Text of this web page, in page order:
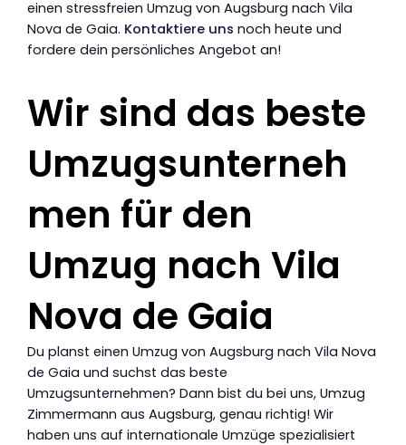
einen stressfreien Umzug von Augsburg nach Vila
Nova de Gaia. Kontaktiere uns noch heute und
fordere dein persönliches Angebot an!
Wir sind das beste
Umzugsunterneh
men für den
Umzug nach Vila
Nova de Gaia
Du planst einen Umzug von Augsburg nach Vila Nova
de Gaia und suchst das beste
Umzugsunternehmen? Dann bist du bei uns, Umzug
Zimmermann aus Augsburg, genau richtig! Wir
haben uns auf internationale Umzüge spezialisiert